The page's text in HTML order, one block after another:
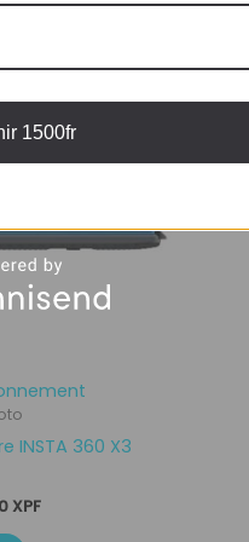
INSTA 360 X3
XPF
1500fr